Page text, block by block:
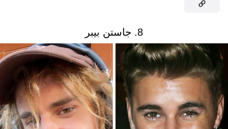
8. جاستن بيبر